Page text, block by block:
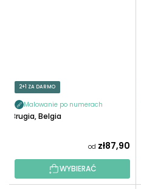
2+1 ZA DARMO
Malowanie po numerach
Brugia, Belgia
od zł87,90
WYBIERAĆ